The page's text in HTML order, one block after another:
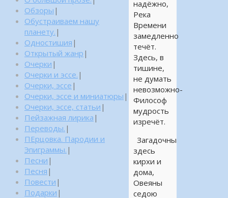
надёжно,
Река
Времени
замедленно
течёт.
Здесь, в
тишине,
не думать
невозможно-
Философ
мудрость
изречёт.
Загадочны
здесь
кирхи и
дома,
Овеяны
седою
Обзоры |
Обустраиваем нашу
планету. |
Одностишия |
Открытый жанр |
Очерки |
Очерки и эссе. |
Очерки, эссе |
Очерки, эссе и миниатюры |
Очерки, эссе, статьи |
Пейзажная лирика |
Переводы. |
ПЕрцовка. Пародии и
Эпиграммы. |
Песни |
Песня |
Повести |
Подарки |